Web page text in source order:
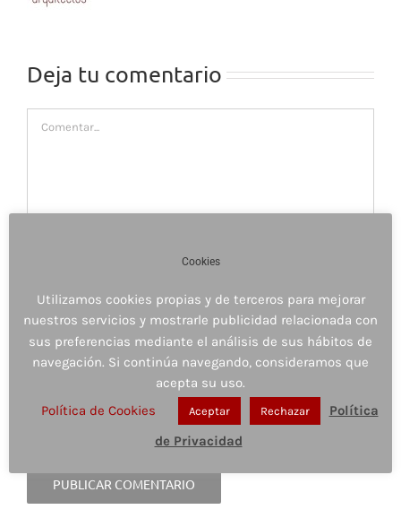
Deja tu comentario
Guardar mi nombre, email y sitio web en este
navegador para la próxima vez que comente.
Cookies
Utilizamos cookies propias y de terceros para mejorar
nuestros servicios y mostrarle publicidad relacionada con
sus preferencias mediante el análisis de sus hábitos de
navegación. Si continúa navegando, consideramos que
acepta su uso.
Política de Cookies
Aceptar Rechazar
Política
de Privacidad